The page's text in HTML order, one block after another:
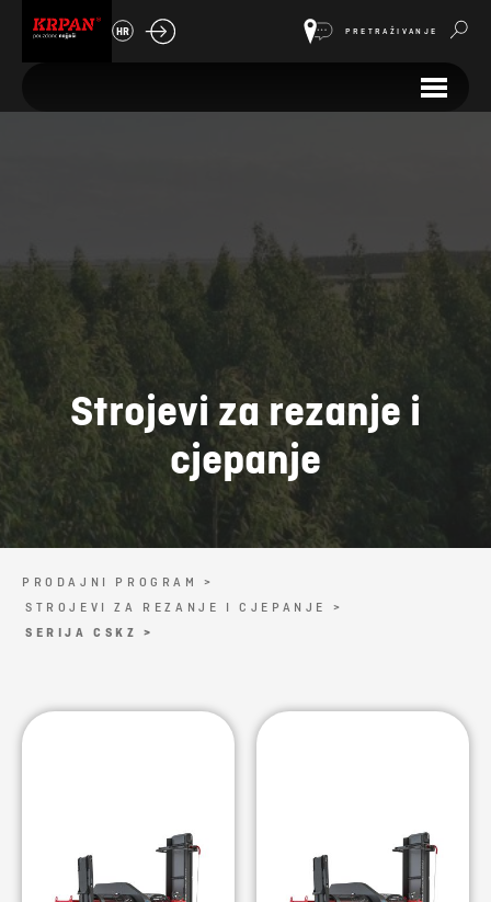
HR PRETRAŽIVANJE
Strojevi za rezanje i
cjepanje
PRODAJNI PROGRAM >
STROJEVI ZA REZANJE I CJEPANJE >
SERIJA CSKZ >